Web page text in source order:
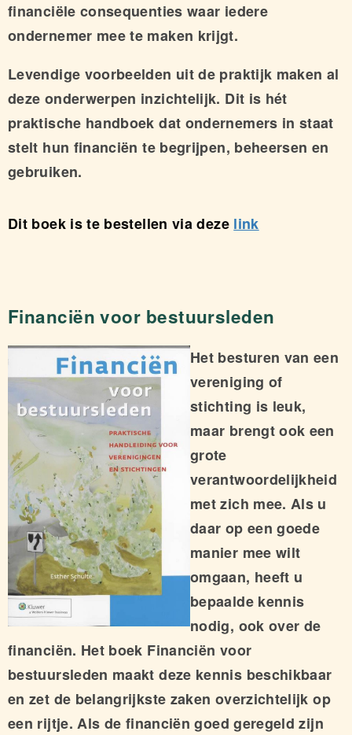
financiële consequenties waar iedere
ondernemer mee te maken krijgt.
Levendige voorbeelden uit de praktijk maken al
deze onderwerpen inzichtelijk. Dit is hét
praktische handboek dat ondernemers in staat
stelt hun financiën te begrijpen, beheersen en
gebruiken.
Dit boek is te bestellen via deze link
Financiën voor bestuursleden
Het besturen van een
vereniging of
stichting is leuk,
maar brengt ook een
grote
verantwoordelijkheid
met zich mee. Als u
daar op een goede
manier mee wilt
omgaan, heeft u
bepaalde kennis
nodig, ook over de
financiën. Het boek Financiën voor
bestuursleden maakt deze kennis beschikbaar
en zet de belangrijkste zaken overzichtelijk op
een rijtje. Als de financiën goed geregeld zijn